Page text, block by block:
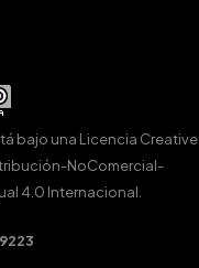
bajo una Licencia Creative
NoComercial-
4.0 Internacional